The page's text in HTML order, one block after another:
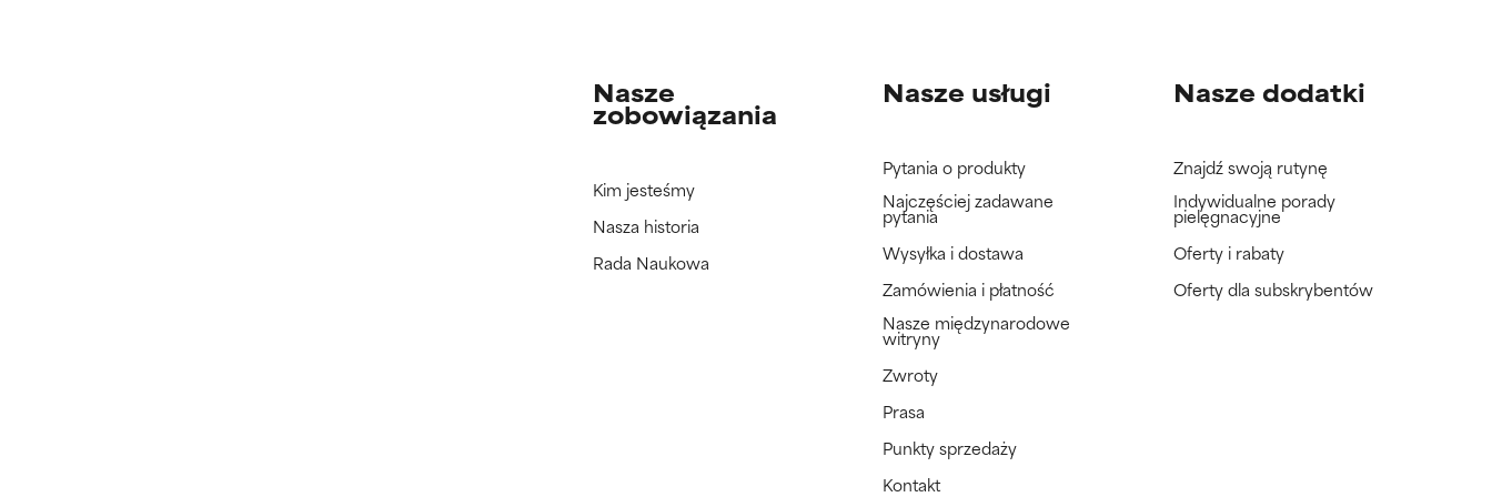
Nasze
zobowiązania
Kim jesteśmy
Nasza historia
Rada Naukowa
Nasze usługi
Pytania o produkty
Najczęściej zadawane
pytania
Wysyłka i dostawa
Zamówienia i płatność
Nasze międzynarodowe
witryny
Zwroty
Prasa
Punkty sprzedaży
Kontakt
Nasze dodatki
Znajdź swoją rutynę
Indywidualne porady
pielęgnacyjne
Oferty i rabaty
Oferty dla subskrybentów